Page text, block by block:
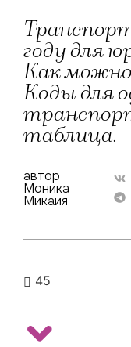
году для
Как
Коды для
таблица.
автор
Моника
Микаия
45